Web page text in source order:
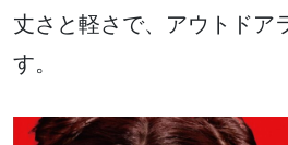
丈さと軽さで、アウトドア
す。